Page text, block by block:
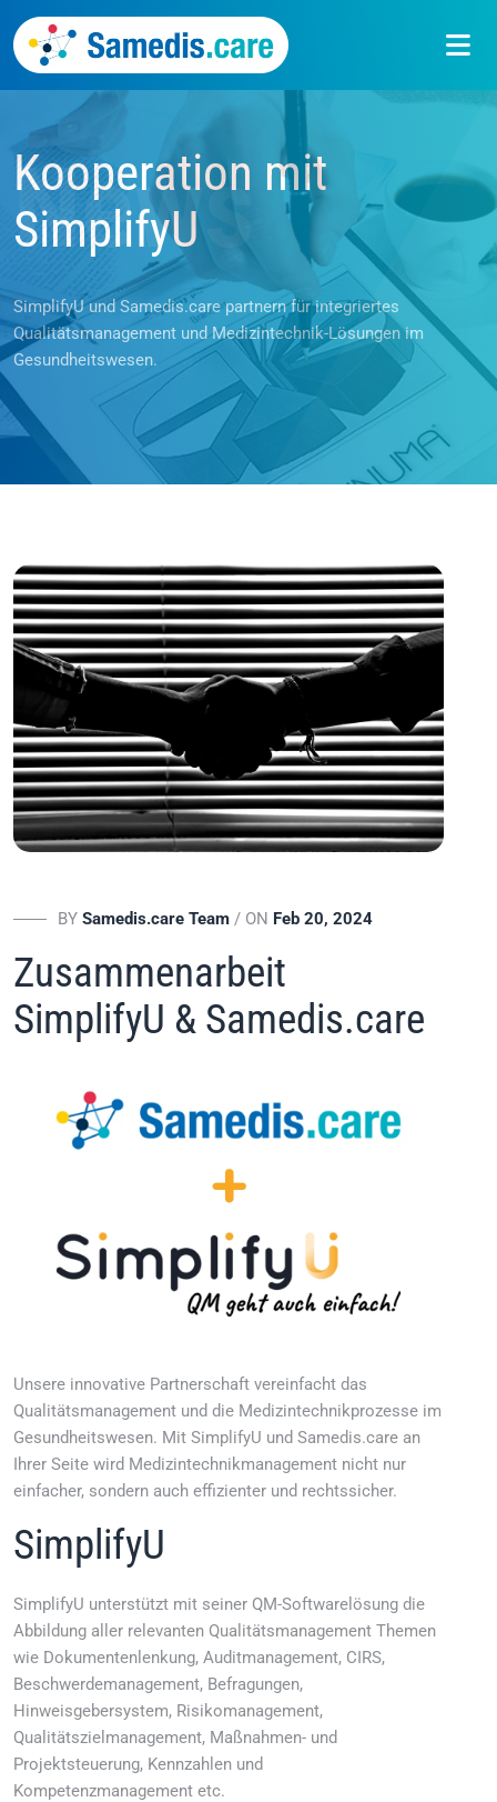
Kooperation mit
SimplifyU
News
SimplifyU und Samedis.care partnern für integriertes
Qualitätsmanagement und Medizintechnik-Lösungen im
Gesundheitswesen.
BY Samedis.care Team / ON Feb 20, 2024
Zusammenarbeit
SimplifyU & Samedis.care
Unsere innovative Partnerschaft vereinfacht das
Qualitätsmanagement und die Medizintechnikprozesse im
Gesundheitswesen. Mit SimplifyU und Samedis.care an
Ihrer Seite wird Medizintechnikmanagement nicht nur
einfacher, sondern auch effizienter und rechtssicher.
SimplifyU
SimplifyU unterstützt mit seiner QM-Softwarelösung die
Abbildung aller relevanten Qualitätsmanagement Themen
wie Dokumentenlenkung, Auditmanagement, CIRS,
Beschwerdemanagement, Befragungen,
Hinweisgebersystem, Risikomanagement,
Qualitätszielmanagement, Maßnahmen- und
Projektsteuerung, Kennzahlen und
Kompetenzmanagement etc.